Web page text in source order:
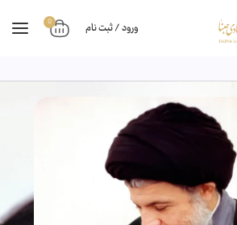
ورود / ثبت نام 0